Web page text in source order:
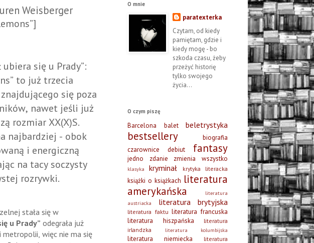
Weisberger
ubiera się u Prady”:
to już trzecia
się poza
nawet jeśli już
rozmiar XX(X)S.
najbardziej - obok
i energiczną
na tacy soczysty
rozrywki.
stała się w
u Prady” odegrała już
metropolii, więc nie ma się
O mnie
paratexterka
Czytam, od kiedy
pamiętam, gdzie i
kiedy mogę - bo
szkoda czasu, żeby
przeżyć historię
tylko swojego
życia...
O czym piszę
Barcelona balet beletrystyka
bestsellery
biografia
czarownice
debiut fantasy
jedno zdanie zmienia wszystko
klasyka kryminał krytyka literacka
książki o książkach literatura
amerykańska
literatura
austriacka
literatura brytyjska
literatura faktu literatura francuska
literatura hiszpańska
literatura
irlandzka
literatura kolumbijska
literatura niemiecka
literatura